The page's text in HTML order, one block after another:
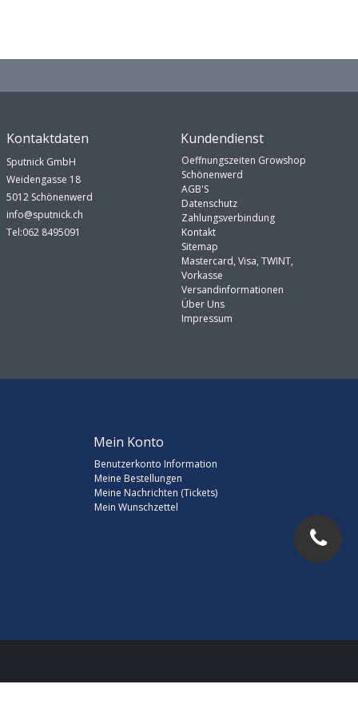
Kontaktdaten
Sputnick GmbH
Weidengasse 18
5012 Schönenwerd
info@sputnick.ch
Tel:062 8495091
Kundendienst
Oeffnungszeiten Growshop
Schönenwerd
AGB'S
Datenschutz
Zahlungsverbindung
Kontakt
Sitemap
Mastercard, Visa, TWINT,
Vorkasse
Versandinformationen
Über Uns
Impressum
Mein Konto
Benutzerkonto Information
Meine Bestellungen
Meine Nachrichten (Tickets)
Mein Wunschzettel